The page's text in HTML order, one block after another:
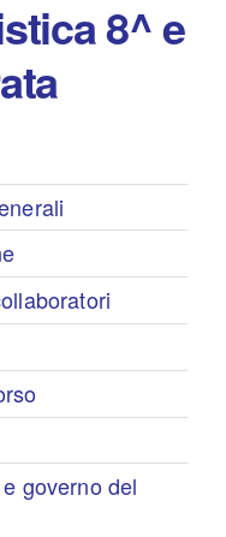
8^ e
governo del